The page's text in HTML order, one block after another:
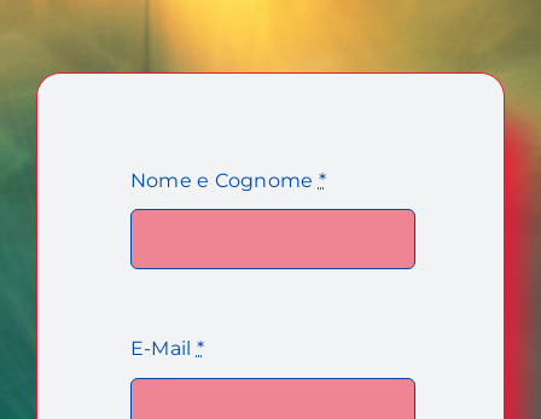
Nome e Cognome *
E-Mail *